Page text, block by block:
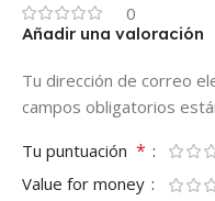
0
Añadir una valoración
Tu dirección de correo
campos obligatorios
Tu puntuación *
Value for money